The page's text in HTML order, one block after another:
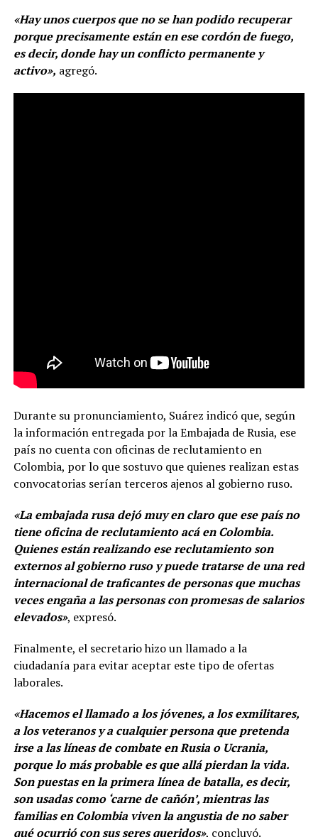
«Hay unos cuerpos que no se han podido recuperar
porque precisamente están en ese cordón de fuego,
es decir, donde hay un conflicto permanente y
activo», agregó.
Durante su pronunciamiento, Suárez indicó que, según
la información entregada por la Embajada de Rusia, ese
país no cuenta con oficinas de reclutamiento en
Colombia, por lo que sostuvo que quienes realizan estas
convocatorias serían terceros ajenos al gobierno ruso.
«La embajada rusa dejó muy en claro que ese país no
tiene oficina de reclutamiento acá en Colombia.
Quienes están realizando ese reclutamiento son
externos al gobierno ruso y puede tratarse de una red
internacional de traficantes de personas que muchas
veces engaña a las personas con promesas de salarios
elevados», expresó.
Finalmente, el secretario hizo un llamado a la
ciudadanía para evitar aceptar este tipo de ofertas
laborales.
«Hacemos el llamado a los jóvenes, a los exmilitares,
a los veteranos y a cualquier persona que pretenda
irse a las líneas de combate en Rusia o Ucrania,
porque lo más probable es que allá pierdan la vida.
Son puestas en la primera línea de batalla, es decir,
son usadas como ‘carne de cañón’, mientras las
familias en Colombia viven la angustia de no saber
qué ocurrió con sus seres queridos», concluyó.